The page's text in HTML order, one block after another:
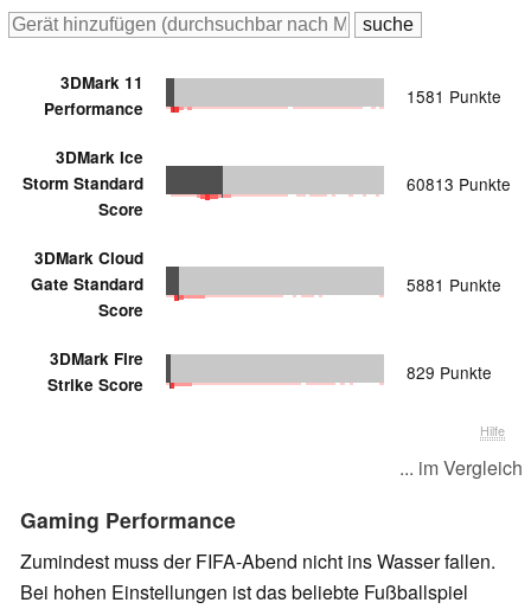
3DMark 11
Performance
1581 Punkte
3DMark Ice
Storm Standard
Score
60813 Punkte
3DMark Cloud
Gate Standard
Score
5881 Punkte
3DMark Fire
Strike Score
829 Punkte
Hilfe
... im Vergleich
Gaming Performance
Zumindest muss der FIFA-Abend nicht ins Wasser fallen.
Bei hohen Einstellungen ist das beliebte Fußballspiel